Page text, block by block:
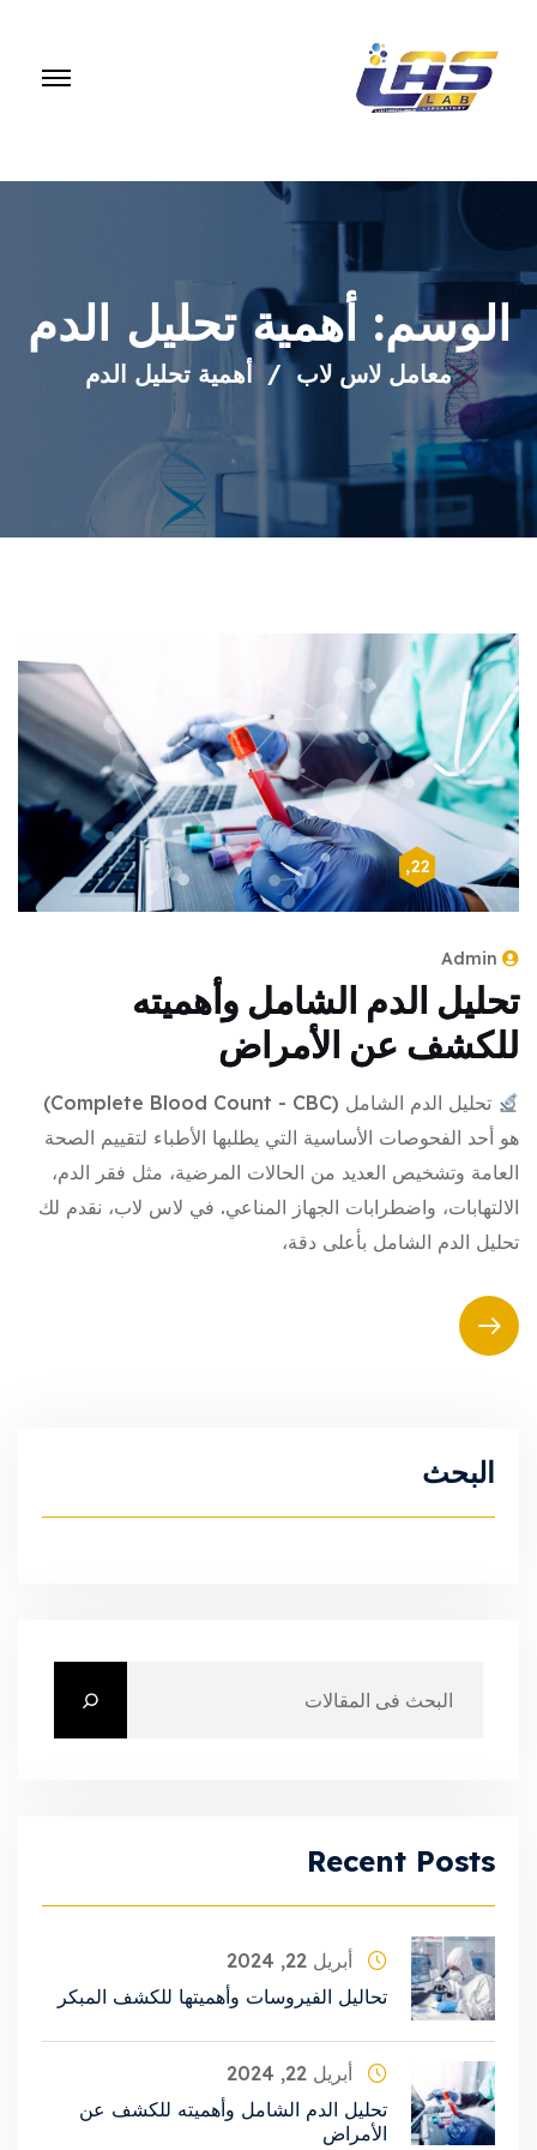
الوسم: أهمية تحليل الدم
معامل لاس لاب أهمية تحليل الدم
أبريل 22, 2024
Admin
تحليل الدم الشامل وأهميته
للكشف عن الأمراض
تحليل الدم الشامل (Complete Blood Count - CBC)
هو أحد الفحوصات الأساسية التي يطلبها الأطباء لتقييم الصحة
العامة وتشخيص العديد من الحالات المرضية، مثل فقر الدم،
الالتهابات، واضطرابات الجهاز المناعي. في لاس لاب، نقدم لك
تحليل الدم الشامل بأعلى دقة،
البحث
Recent Posts
أبريل 22, 2024
تحاليل الفيروسات وأهميتها للكشف المبكر
أبريل 22, 2024
تحليل الدم الشامل وأهميته للكشف عن
الأمراض